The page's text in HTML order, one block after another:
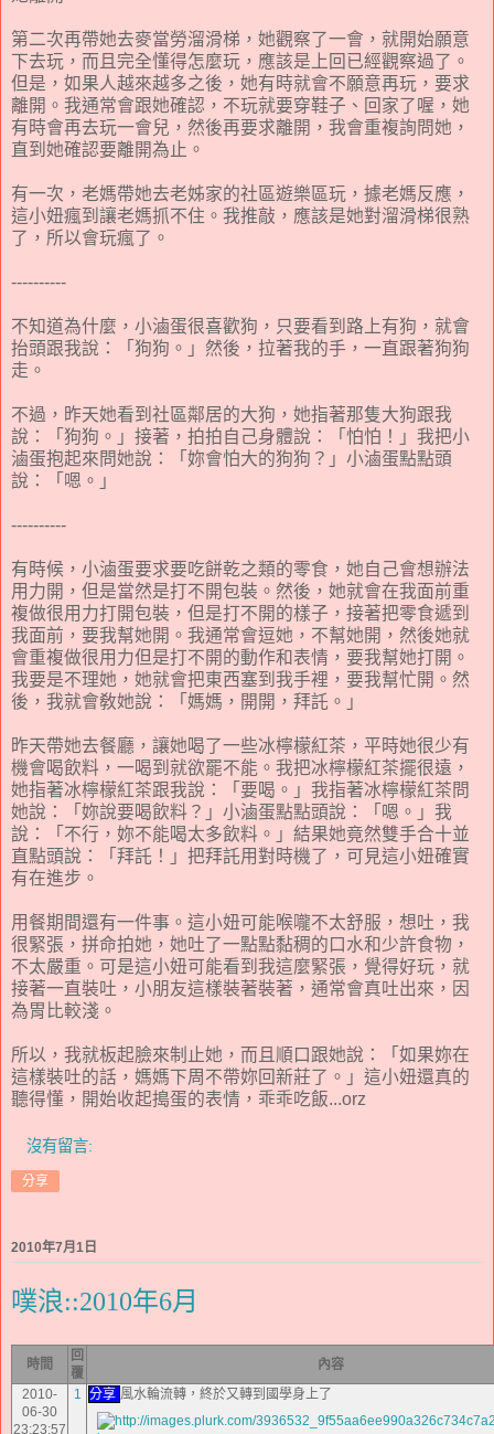
第二次再帶她去麥當勞溜滑梯，她觀察了一會，就開始願意
下去玩，而且完全懂得怎麼玩，應該是上回已經觀察過了。
但是，如果人越來越多之後，她有時就會不願意再玩，要求
離開。我通常會跟她確認，不玩就要穿鞋子、回家了喔，她
有時會再去玩一會兒，然後再要求離開，我會重複詢問她，
直到她確認要離開為止。
有一次，老媽帶她去老姊家的社區遊樂區玩，據老媽反應，
這小妞瘋到讓老媽抓不住。我推敲，應該是她對溜滑梯很熟
了，所以會玩瘋了。
----------
不知道為什麼，小滷蛋很喜歡狗，只要看到路上有狗，就會
抬頭跟我說：「狗狗。」然後，拉著我的手，一直跟著狗狗
走。
不過，昨天她看到社區鄰居的大狗，她指著那隻大狗跟我
說：「狗狗。」接著，拍拍自己身體說：「怕怕！」我把小
滷蛋抱起來問她說：「妳會怕大的狗狗？」小滷蛋點點頭
說：「嗯。」
----------
有時候，小滷蛋要求要吃餅乾之類的零食，她自己會想辦法
用力開，但是當然是打不開包裝。然後，她就會在我面前重
複做很用力打開包裝，但是打不開的樣子，接著把零食遞到
我面前，要我幫她開。我通常會逗她，不幫她開，然後她就
會重複做很用力但是打不開的動作和表情，要我幫她打開。
我要是不理她，她就會把東西塞到我手裡，要我幫忙開。然
後，我就會敎她說：「媽媽，開開，拜託。」
昨天帶她去餐廳，讓她喝了一些冰檸檬紅茶，平時她很少有
機會喝飲料，一喝到就欲罷不能。我把冰檸檬紅茶擺很遠，
她指著冰檸檬紅茶跟我說：「要喝。」我指著冰檸檬紅茶問
她說：「妳說要喝飲料？」小滷蛋點點頭說：「嗯。」我
說：「不行，妳不能喝太多飲料。」結果她竟然雙手合十並
直點頭說：「拜託！」把拜託用對時機了，可見這小妞確實
有在進步。
用餐期間還有一件事。這小妞可能喉嚨不太舒服，想吐，我
很緊張，拼命拍她，她吐了一點點黏稠的口水和少許食物，
不太嚴重。可是這小妞可能看到我這麼緊張，覺得好玩，就
接著一直裝吐，小朋友這樣裝著裝著，通常會真吐出來，因
為胃比較淺。
所以，我就板起臉來制止她，而且順口跟她說：「如果妳在
這樣裝吐的話，媽媽下周不帶妳回新莊了。」這小妞還真的
聽得懂，開始收起搗蛋的表情，乖乖吃飯...orz
沒有留言:
分享
2010年7月1日
噗浪::2010年6月
時間
回
覆
內容
2010-
06-30
23:23:57
1 分享 風水輪流轉，終於又轉到國學身上了